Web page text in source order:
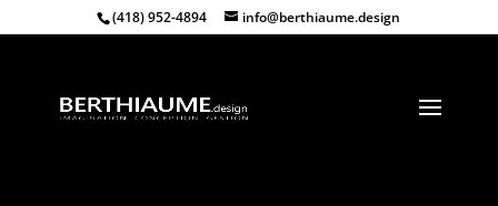
(418) 952-4894 info@berthiaume.design